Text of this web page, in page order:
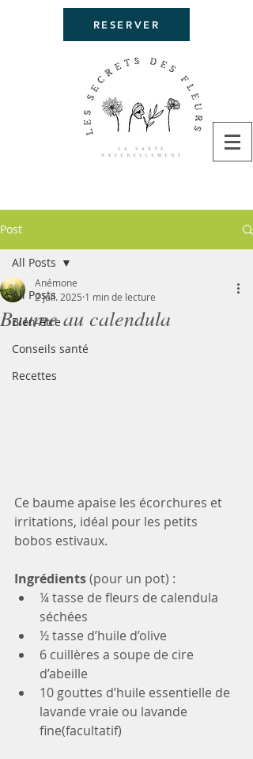
RESERVER
Post
All Posts
Bien-être
Conseils santé
Recettes
All Posts
Baume au calendula
Anémone
2 juil. 2025 1 min de lecture
Ce baume apaise les écorchures et
irritations, idéal pour les petits
bobos estivaux.
Ingrédients (pour un pot) :
¼ tasse de fleurs de calendula
séchées
½ tasse d’huile d’olive
6 cuillères a soupe de cire
d’abeille
10 gouttes d’huile essentielle de
lavande vraie ou lavande
fine(facultatif)